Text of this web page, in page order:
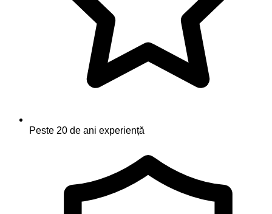
Peste 20 de ani experiență